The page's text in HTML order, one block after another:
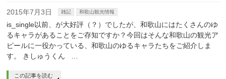
2015年7月3日 雑記 和歌山観光情報
is_single以前、が大好評（？）でしたが、和歌山にはたくさんのゆ
るキャラがあることをご存知ですか？今回はそんな和歌山の観光ア
ピールに一役かっている、和歌山のゆるキャラたちをご紹介しま
す。 きしゅうくん …
この記事を読む